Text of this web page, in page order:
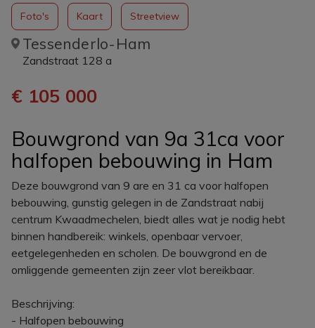
Bouwgrond van 9a 31ca voor
halfopen bebouwing in Ham
Tessenderlo-Ham
Zandstraat 128 a
€ 105 000
Foto's Kaart Streetview
Deze bouwgrond van 9 are en 31 ca voor halfopen
bebouwing, gunstig gelegen in de Zandstraat nabij
centrum Kwaadmechelen, biedt alles wat je nodig hebt
binnen handbereik: winkels, openbaar vervoer,
eetgelegenheden en scholen. De bouwgrond en de
omliggende gemeenten zijn zeer vlot bereikbaar.
Beschrijving:
- Halfopen bebouwing